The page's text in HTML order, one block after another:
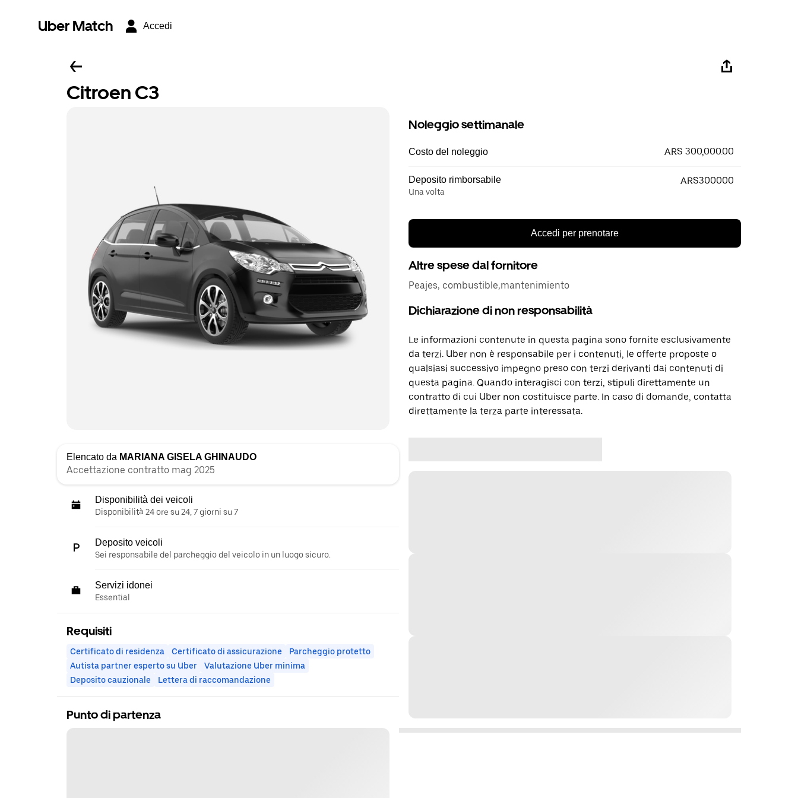
Uber Match Accedi
Citroen C3
Elencato da MARIANA GISELA GHINAUDO
Accettazione contratto mag 2025
Disponibilità dei veicoli
Disponibilità 24 ore su 24, 7 giorni su 7
Deposito veicoli
Sei responsabile del parcheggio del veicolo in un luogo sicuro.
Servizi idonei
Essential
Requisiti
Certificato di residenza Certificato di assicurazione
Parcheggio protetto
Autista partner esperto su Uber
Valutazione Uber minima
Deposito cauzionale
Lettera di raccomandazione
Punto di partenza
Noleggio settimanale
Costo del noleggio ARS 300,000.00
Deposito rimborsabile
Una volta
ARS300000
Accedi per prenotare
Altre spese dal fornitore
Peajes, combustible,mantenimiento
Dichiarazione di non responsabilità
Le informazioni contenute in questa pagina sono fornite esclusivamente
da terzi. Uber non è responsabile per i contenuti, le offerte proposte o
qualsiasi successivo impegno preso con terzi derivanti dai contenuti di
questa pagina. Quando interagisci con terzi, stipuli direttamente un
contratto di cui Uber non costituisce parte. In caso di domande, contatta
direttamente la terza parte interessata.